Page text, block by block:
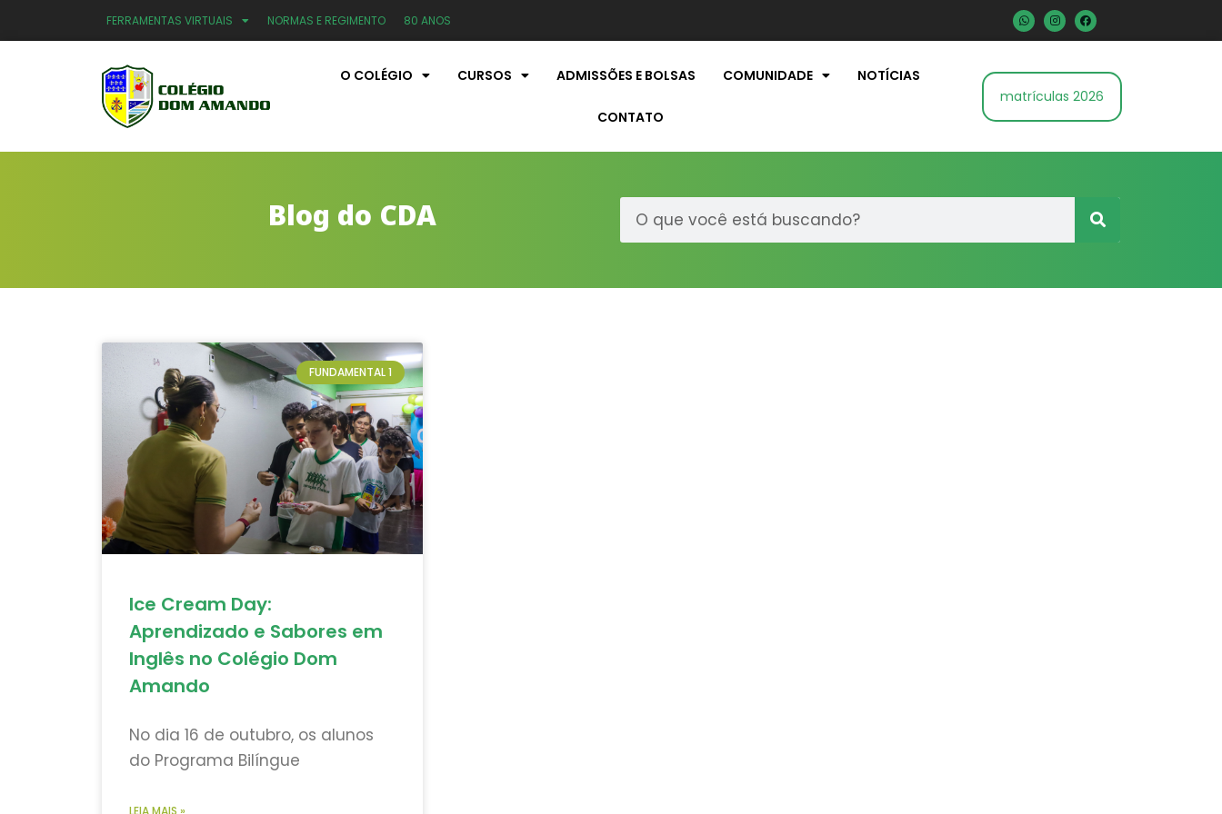
FERRAMENTAS VIRTUAIS NORMAS E REGIMENTO 80 ANOS
O COLÉGIO CURSOS ADMISSÕES E BOLSAS COMUNIDADE NOTÍCIAS
CONTATO
matrículas 2026
Blog do CDA
FUNDAMENTAL 1
Ice Cream Day:
Aprendizado e Sabores em
Inglês no Colégio Dom
Amando
No dia 16 de outubro, os alunos
do Programa Bilíngue